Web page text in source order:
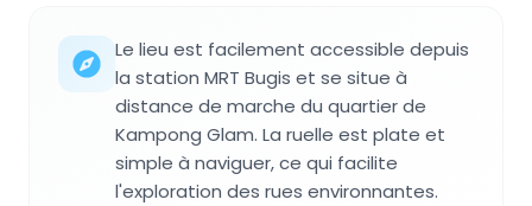
Le lieu est facilement accessible depuis
la station MRT Bugis et se situe à
distance de marche du quartier de
Kampong Glam. La ruelle est plate et
simple à naviguer, ce qui facilite
l'exploration des rues environnantes.